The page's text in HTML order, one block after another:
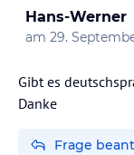
Hans-Werner
am 29.
Gibt es
Danke
Frage